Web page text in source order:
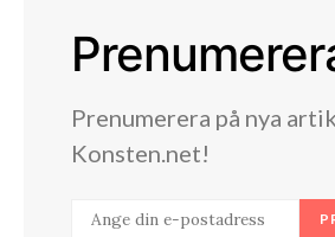
Prenumerera på nya
Konsten.net!